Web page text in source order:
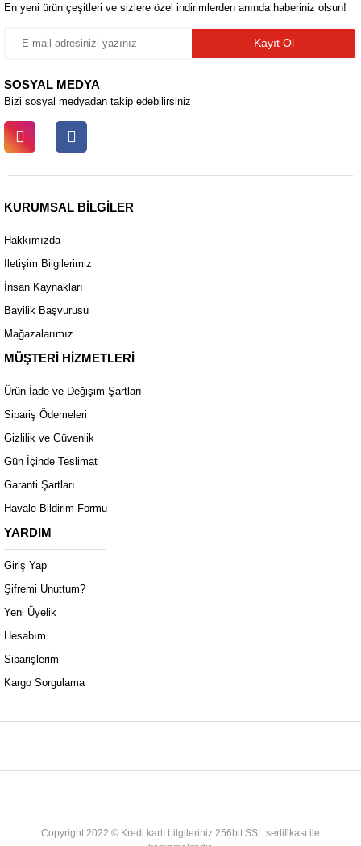
En yeni ürün çeşitleri ve sizlere özel indirimlerden anında haberiniz olsun!
Kayıt Ol
SOSYAL MEDYA
Bizi sosyal medyadan takip edebilirsiniz
KURUMSAL BİLGİLER
Hakkımızda
İletişim Bilgilerimiz
İnsan Kaynakları
Bayilik Başvurusu
Mağazalarımız
MÜŞTERİ HİZMETLERİ
Ürün İade ve Değişim Şartları
Sipariş Ödemeleri
Gizlilik ve Güvenlik
Gün İçinde Teslimat
Garanti Şartları
Havale Bildirim Formu
YARDIM
Giriş Yap
Şifremi Unuttum?
Yeni Üyelik
Hesabım
Siparişlerim
Kargo Sorgulama
Copyright 2022 © Kredi kartı bilgileriniz 256bit SSL sertifikası ile